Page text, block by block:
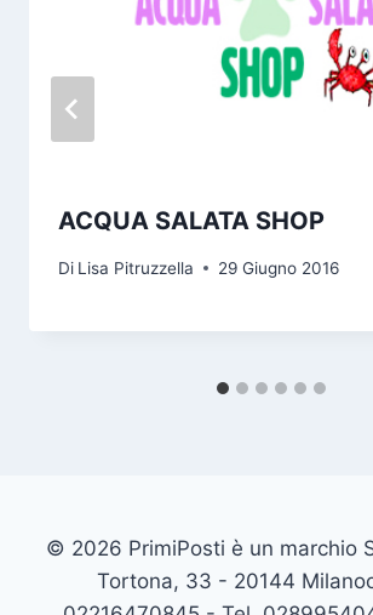
ACQUA SALATA SHOP
Di Lisa Pitruzzella 29 Giugno 2016
© 2026 PrimiPosti è un marchio
Tortona, 33 - 20144